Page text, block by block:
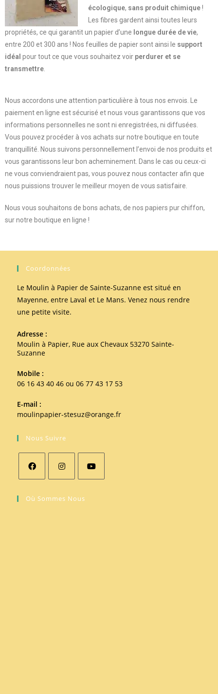
écologique, sans produit chimique!
Les fibres gardent ainsi toutes leurs
propriétés, ce qui garantit un papier d’une longue durée de vie,
entre 200 et 300 ans ! Nos feuilles de papier sont ainsi le support
idéal pour tout ce que vous souhaitez voir perdurer et se
transmettre
Nous accordons une attention particulière à tous nos envois. Le
paiement en ligne est sécurisé et nous vous garantissons que vos
informations personnelles ne sont ni enregistrées, ni diffusées.
Vous pouvez procéder à vos achats sur notre boutique en toute
tranquillité. Nous suivons personnellement l’envoi de nos produits et
vous garantissons leur bon acheminement. Dans le cas ou ceux-ci
ne vous conviendraient pas, vous pouvez nous contacter afin que
nous puissions trouver le meilleur moyen de vous satisfaire.
Nous vous souhaitons de bons achats, de nos papiers pur chiffon,
sur notre boutique en ligne !
Coordonnées
Le Moulin à Papier de Sainte-Suzanne est situé en
Mayenne, entre Laval et Le Mans. Venez nous rendre
une petite visite.
Adresse :
Moulin à Papier, Rue aux Chevaux 53270 Sainte-
Suzanne
Mobile :
06 16 43 40 46 ou 06 77 43 17 53
E-mail :
moulinpapier-stesuz@orange.fr
Nous Suivre
Où Sommes Nous